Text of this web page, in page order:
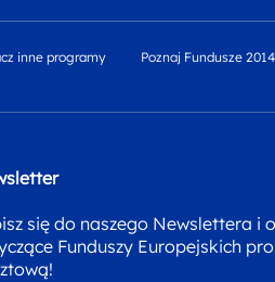
inne programy Poznaj Fundusze
się do naszego Newslettera i
Funduszy Europejskich